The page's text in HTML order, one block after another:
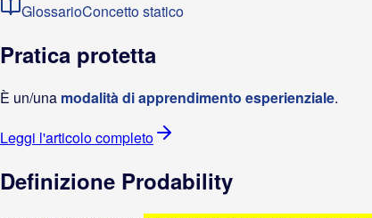
GlossarioConcetto statico
Pratica protetta
È un/una modalità di apprendimento esperienziale.
Leggi l'articolo completo
Definizione Prodability